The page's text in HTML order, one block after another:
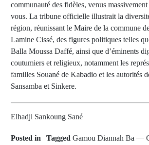
communauté des fidèles, venus
vous. La tribune officielle illustrait la
région, réunissant le Maire de la commune
Lamine Cissé, des figures politiques telles
Balla Moussa Daffé, ainsi que d’éminents
coutumiers et religieux, notamment les
familles Souané de Kabadio et les autorités
Sansamba et Sinkere.
Elhadji Sankoung Sané
Posted in
Tagged Gamou Diannah Ba —